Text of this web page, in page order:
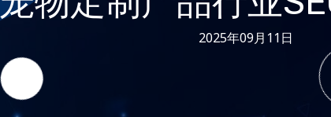
2025年09月11日